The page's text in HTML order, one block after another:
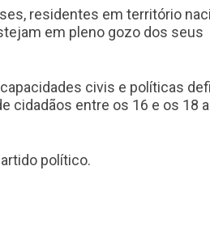
residentes em território
em pleno gozo dos seus
civis e políticas
cidadãos entre os 16 e os 18
político.